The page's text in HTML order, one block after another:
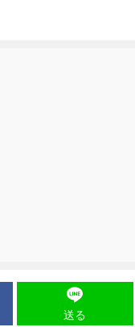
送る